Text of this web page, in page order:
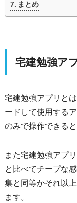
まとめ
宅建勉強ア
宅建勉強アプリと
ードして使用する
のみで操作できる
また宅建勉強アプ
と比べてチープな
集と同等かそれ以
ます。